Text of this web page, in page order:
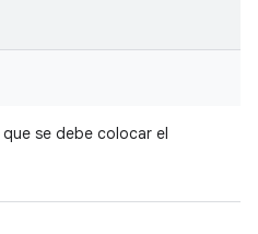
se debe colocar el